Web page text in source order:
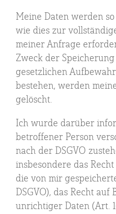
Meine Daten werden
wie dies zur
meiner Anfrage
Zweck der
gesetzlichen
bestehen, werden
gelöscht.
Ich wurde darüber
betroffener Person
nach der DSGVO
insbesondere das
die von mir
DSGVO), das Recht
unrichtiger Daten (Art.